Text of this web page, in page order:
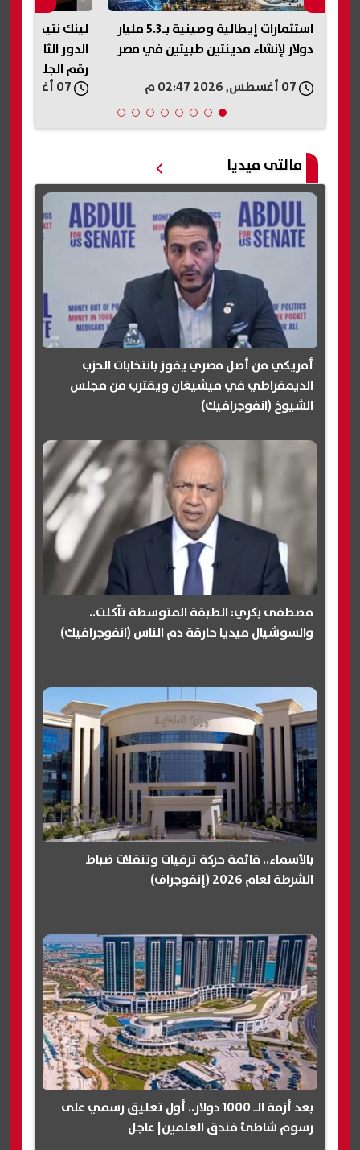
استثمارات إيطالية وصينية بـ5.3 مليار
دولار لإنشاء مدينتين طبيتين في مصر
لينك نتيجة
رقم الجلوس
مالتى ميديا
أمريكي من أصل مصري يفوز بانتخابات الحزب
الديمقراطي في ميشيغان ويقترب من مجلس
الشيوخ (انفوجرافيك)
مصطفى بكري: الطبقة المتوسطة تآكلت..
والسوشيال ميديا حارقة دم الناس (انفوجرافيك)
بالأسماء.. قائمة حركة ترقيات وتنقلات ضباط
الشرطة لعام 2026 (إنفوجراف)
بعد أزمة الـ 1000 دولار.. أول تعليق رسمي على
رسوم شاطئ فندق العلمين| عاجل